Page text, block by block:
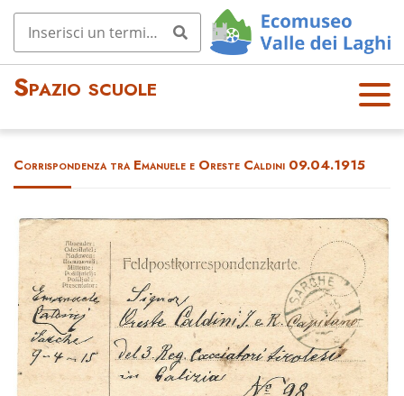
Spazio scuole
OPE
N
Corrispondenza tra Emanuele e Oreste Caldini 09.04.1915